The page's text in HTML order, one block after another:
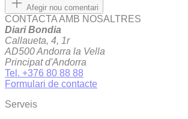
Afegir nou comentari
CONTACTA AMB NOSALTRES
Diari Bondia
Callaueta, 4, 1r
AD500 Andorra la Vella
Principat d'Andorra
Tel. +376 80 88 88
Formulari de contacte
Serveis